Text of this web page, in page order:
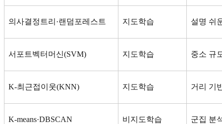
의사결정트리 ·랜덤포레스트 지도학습 설명 쉬
서포트벡터머신(SVM) 지도학습 중소 규
K-최근접이웃(KNN) 지도학습 거리 기
K-means·DBSCAN 비지도학습 군집 분